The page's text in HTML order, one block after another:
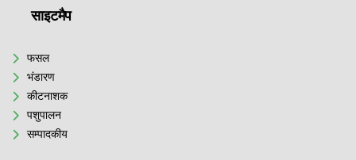
साइटमैप
फसल
भंडारण
कीटनाशक
पशुपालन
सम्पादकीय